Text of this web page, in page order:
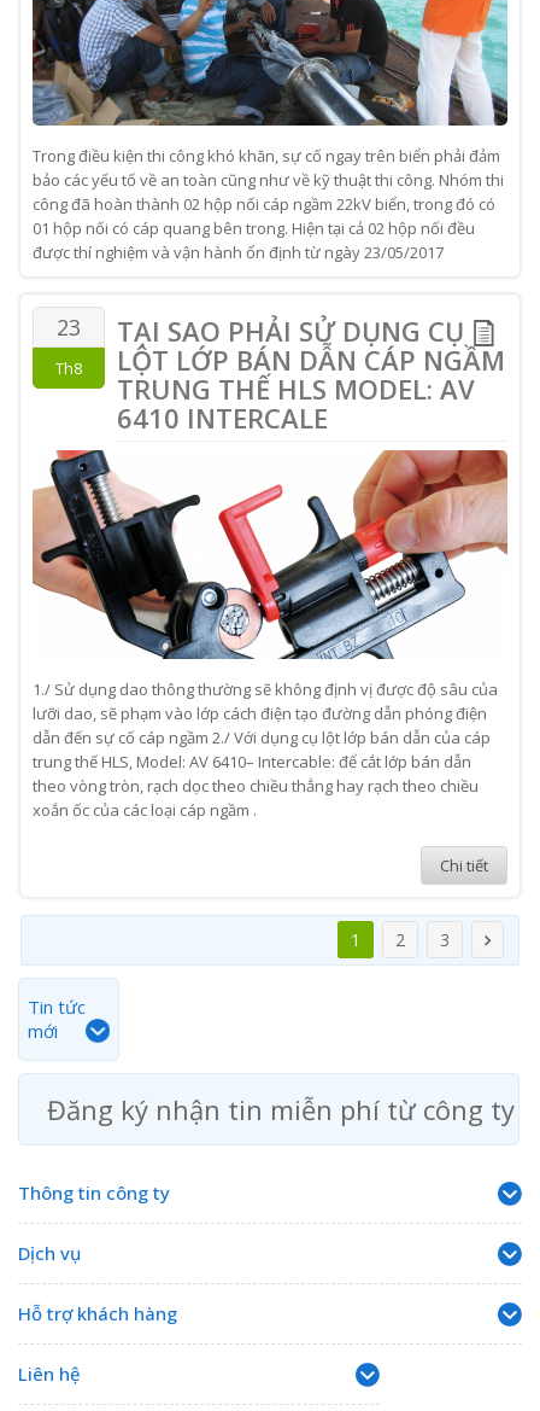
Trong điều kiện thi công khó khăn, sự cố ngay trên biển phải đảm
bảo các yếu tố về an toàn cũng như về kỹ thuật thi công. Nhóm thi
công đã hoàn thành 02 hộp nối cáp ngầm 22kV biển, trong đó có
01 hộp nối có cáp quang bên trong. Hiện tại cả 02 hộp nối đều
được thí nghiệm và vận hành ổn định từ ngày 23/05/2017
23
Th8
TẠI SAO PHẢI SỬ DỤNG CỤ
LỘT LỚP BÁN DẪN CÁP NGẦM
TRUNG THẾ HLS MODEL: AV
6410 INTERCALE
1./ Sử dụng dao thông thường sẽ không định vị được độ sâu của
lưỡi dao, sẽ phạm vào lớp cách điện tạo đường dẫn phóng điện
dẫn đến sự cố cáp ngầm 2./ Với dụng cụ lột lớp bán dẫn của cáp
trung thế HLS, Model: AV 6410– Intercable: để cắt lớp bán dẫn
theo vòng tròn, rạch dọc theo chiều thẳng hay rạch theo chiều
xoắn ốc của các loại cáp ngầm .
Chi tiết
1 2 3
Tin tức
mới
Đăng ký nhận tin miễn phí từ công ty
Thông tin công ty
Dịch vụ
Hỗ trợ khách hàng
Liên hệ